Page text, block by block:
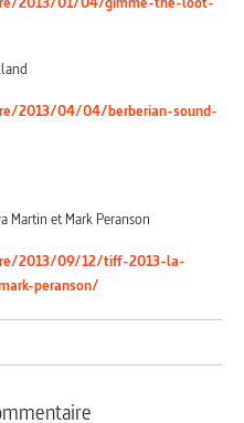
2013/04/04/berberian-sound-
Martin et Mark Peranson
2013/09/12/tiff-2013-la-
peranson/